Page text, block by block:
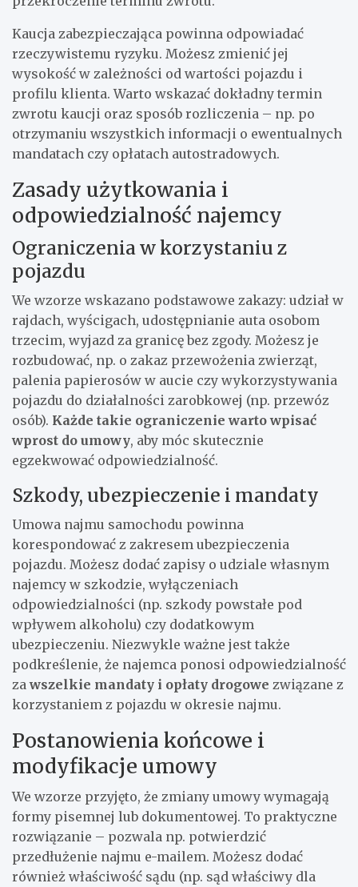
Kaucja zabezpieczająca powinna odpowiadać
rzeczywistemu ryzyku. Możesz zmienić jej
wysokość w zależności od wartości pojazdu i
profilu klienta. Warto wskazać dokładny termin
zwrotu kaucji oraz sposób rozliczenia – np. po
otrzymaniu wszystkich informacji o ewentualnych
mandatach czy opłatach autostradowych.
Zasady użytkowania i
odpowiedzialność najemcy
Ograniczenia w korzystaniu z
pojazdu
We wzorze wskazano podstawowe zakazy: udział w
rajdach, wyścigach, udostępnianie auta osobom
trzecim, wyjazd za granicę bez zgody. Możesz je
rozbudować, np. o zakaz przewożenia zwierząt,
palenia papierosów w aucie czy wykorzystywania
pojazdu do działalności zarobkowej (np. przewóz
osób). Każde takie ograniczenie warto wpisać
wprost do umowy, aby móc skutecznie
egzekwować odpowiedzialność.
Szkody, ubezpieczenie i mandaty
Umowa najmu samochodu powinna
korespondować z zakresem ubezpieczenia
pojazdu. Możesz dodać zapisy o udziale własnym
najemcy w szkodzie, wyłączeniach
odpowiedzialności (np. szkody powstałe pod
wpływem alkoholu) czy dodatkowym
ubezpieczeniu. Niezwykle ważne jest także
podkreślenie, że najemca ponosi odpowiedzialność
zawszelkie mandaty i opłaty drogowe związane z
korzystaniem z pojazdu w okresie najmu.
Postanowienia końcowe i
modyfikacje umowy
We wzorze przyjęto, że zmiany umowy wymagają
formy pisemnej lub dokumentowej. To praktyczne
rozwiązanie – pozwala np. potwierdzić
przedłużenie najmu e-mailem. Możesz dodać
również właściwość sądu (np. sąd właściwy dla